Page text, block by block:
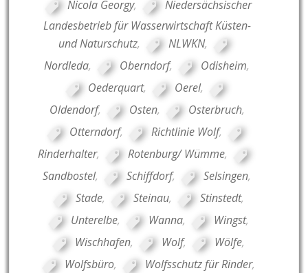
Nicola Georgy,
Niedersächsischer
Landesbetrieb für Wasserwirtschaft Küsten-
und Naturschutz, NLWKN,
Nordleda, Oberndorf, Odisheim,
Oederquart, Oerel,
Oldendorf, Osten, Osterbruch,
Otterndorf, Richtlinie Wolf,
Rinderhalter, Rotenburg/ Wümme,
Sandbostel, Schiffdorf, Selsingen,
Stade, Steinau, Stinstedt,
Unterelbe, Wanna, Wingst,
Wischhafen, Wolf, Wölfe,
Wolfsbüro, Wolfsschutz für Rinder,